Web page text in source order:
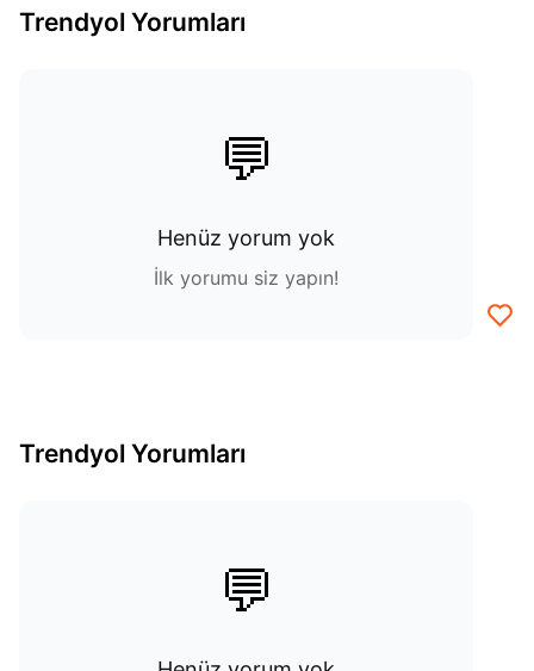
Trendyol Yorumları
💬
Henüz yorum yok
İlk yorumu siz yapın!
Trendyol Yorumları
💬